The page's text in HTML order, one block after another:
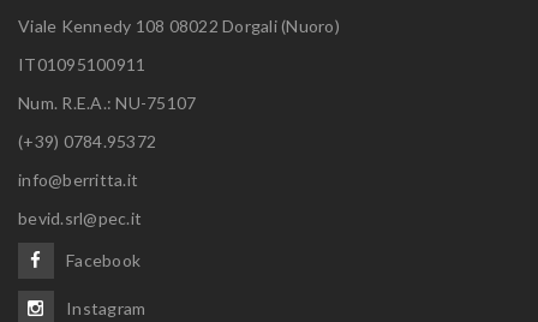
Viale Kennedy 108 08022 Dorgali (Nuoro)
IT01095100911
Num. R.E.A.: NU-75107
(+39) 0784.95372
info@berritta.it
bevid.srl@pec.it
Facebook
Instagram